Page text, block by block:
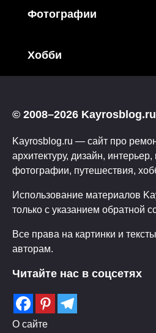
Фотографии
Хобби
© 2008–2026 Kayrosblog.ru
Kayrosblog.ru — сайт про
архитектуру, дизайн, интерьер,
фотографии, путешествия,
Использование материалов
только с указанием обратной
Все права на картинки и
авторам.
Читайте нас в соцсетях
О сайте